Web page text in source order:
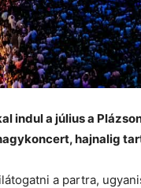
indul a július a
hajnalig
a partra,